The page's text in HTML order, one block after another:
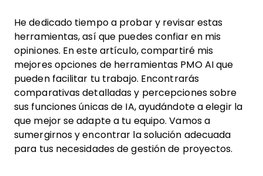
He dedicado tiempo a probar y revisar estas
herramientas, así que puedes confiar en mis
opiniones. En este artículo, compartiré mis
mejores opciones de herramientas PMO AI que
pueden facilitar tu trabajo. Encontrarás
comparativas detalladas y percepciones sobre
sus funciones únicas de IA, ayudándote a elegir la
que mejor se adapte a tu equipo. Vamos a
sumergirnos y encontrar la solución adecuada
para tus necesidades de gestión de proyectos.